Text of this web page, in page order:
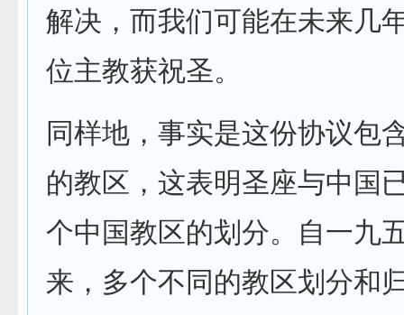
解决，而我们可能在未来几
位主教获祝圣。
同样地，事实是这份协议包
的教区，这表明圣座与中国
个中国教区的划分。自一九
来，多个不同的教区划分和